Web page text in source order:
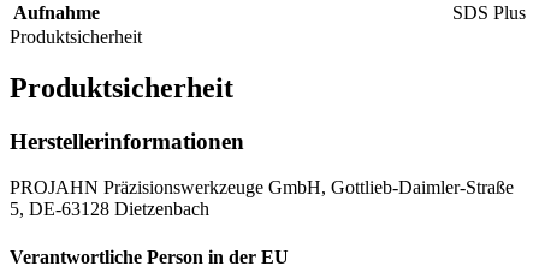
Aufnahme
SDS Plus
Produktsicherheit
Produktsicherheit
Herstellerinformationen
PROJAHN Präzisionswerkzeuge GmbH, Gottlieb-Daimler-Straße
5, DE-63128 Dietzenbach
Verantwortliche Person in der EU